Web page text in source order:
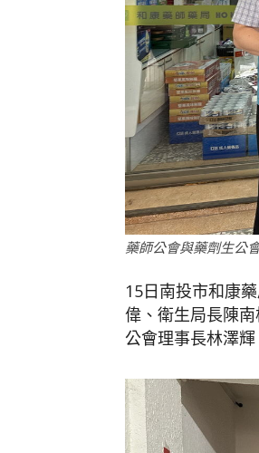
藥師公會與藥劑生公
15日南投市和康
偉、衛生局長陳
公會理事長林澤